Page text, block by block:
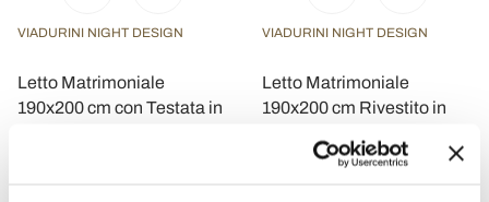
VIADURINI NIGHT DESIGN
Letto Matrimoniale
190x200 cm con Testata in
VIADURINI NIGHT DESIGN
Letto Matrimoniale
190x200 cm Rivestito in